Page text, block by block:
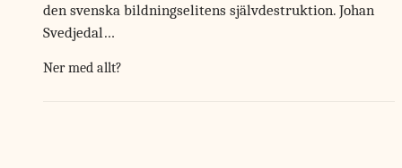
den svenska bildningselitens självdestruktion. Johan
Svedjedal…
Ner med allt?